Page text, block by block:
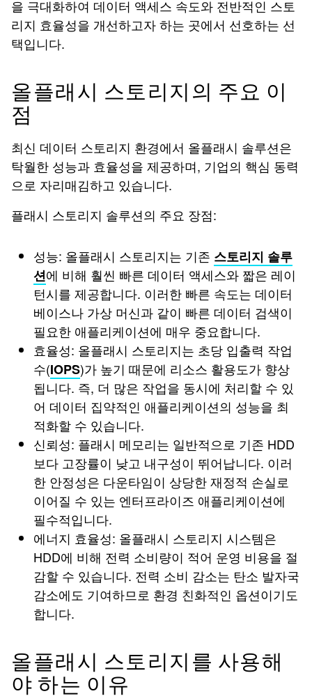
을 극대화하여 데이터 액세스 속도와 전반적인 스토
리지 효율성을 개선하고자 하는 곳에서 선호하는 선
택입니다.
올플래시 스토리지의 주요 이
점
최신 데이터 스토리지 환경에서 올플래시 솔루션은
탁월한 성능과 효율성을 제공하며, 기업의 핵심 동력
으로 자리매김하고 있습니다.
플래시 스토리지 솔루션의 주요 장점:
성능: 올플래시 스토리지는 기존 스토리지 솔루
션에 비해 훨씬 빠른 데이터 액세스와 짧은 레이
턴시를 제공합니다. 이러한 빠른 속도는 데이터
베이스나 가상 머신과 같이 빠른 데이터 검색이
필요한 애플리케이션에 매우 중요합니다.
효율성: 올플래시 스토리지는 초당 입출력 작업
수(IOPS)가 높기 때문에 리소스 활용도가 향상
됩니다. 즉, 더 많은 작업을 동시에 처리할 수 있
어 데이터 집약적인 애플리케이션의 성능을 최
적화할 수 있습니다.
신뢰성: 플래시 메모리는 일반적으로 기존 HDD
보다 고장률이 낮고 내구성이 뛰어납니다. 이러
한 안정성은 다운타임이 상당한 재정적 손실로
이어질 수 있는 엔터프라이즈 애플리케이션에
필수적입니다.
에너지 효율성: 올플래시 스토리지 시스템은
HDD에 비해 전력 소비량이 적어 운영 비용을 절
감할 수 있습니다. 전력 소비 감소는 탄소 발자국
감소에도 기여하므로 환경 친화적인 옵션이기도
합니다.
올플래시 스토리지를 사용해
야 하는 이유